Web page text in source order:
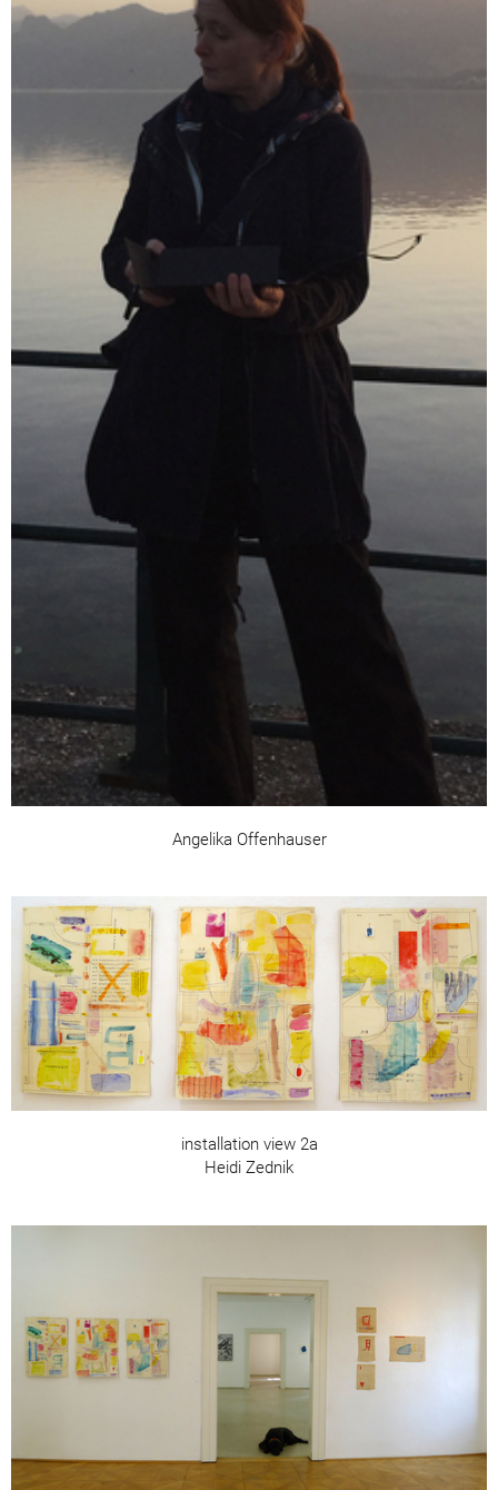
Angelika Offenhauser
installation view 2a
Heidi Zednik